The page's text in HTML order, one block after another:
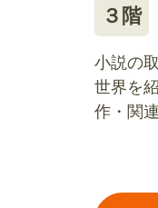
３階
小説の
世界を
作・関